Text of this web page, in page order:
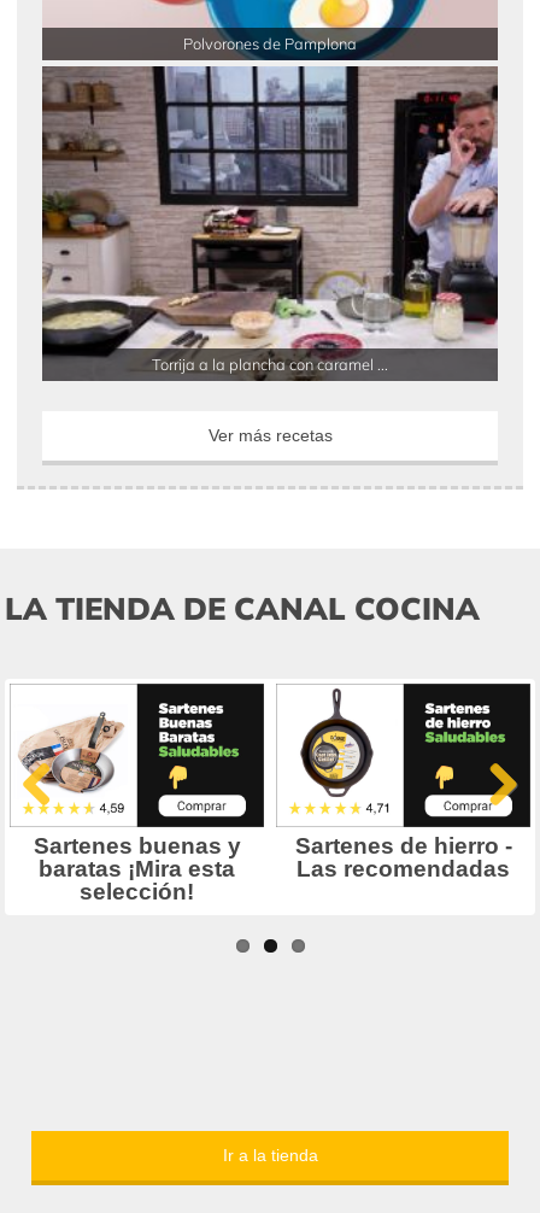
Polvorones de Pamplona
Torrija a la plancha con caramel ...
Ver más recetas
LA TIENDA DE CANAL COCINA
Ir a la tienda